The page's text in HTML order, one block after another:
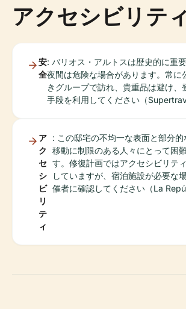
アクセシビリテ
安
全
: バリオス・アルトスは歴史的に重
夜間は危険な場合があります。常に
きグループで訪れ、貴重品は避け、
手段を利用してください（
ア
ク
セ
シ
ビ
リ
テ
ィ
: この邸宅の不均一な表面と部分的
移動に制限のある人々にとって困
す。修復計画ではアクセシビリテ
していますが、宿泊施設が必要な
催者に確認してください（La